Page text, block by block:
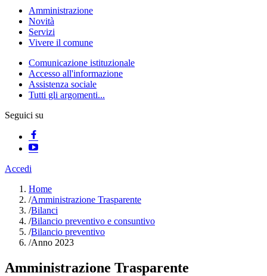
Amministrazione
Novità
Servizi
Vivere il comune
Comunicazione istituzionale
Accesso all'informazione
Assistenza sociale
Tutti gli argomenti...
Seguici su
Accedi
Home
/Amministrazione Trasparente
/Bilanci
/Bilancio preventivo e consuntivo
/Bilancio preventivo
/Anno 2023
Amministrazione Trasparente